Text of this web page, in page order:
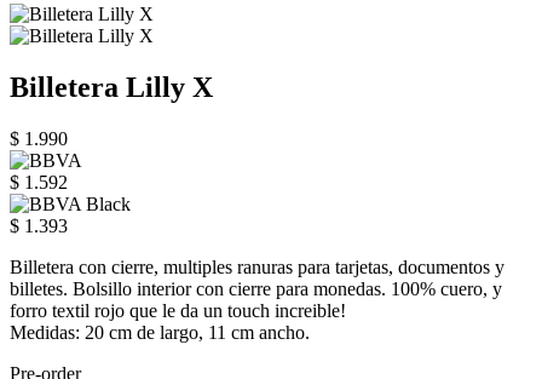
Billetera Lilly X
$ 1.990
$ 1.592
$ 1.393
Billetera con cierre, multiples ranuras para tarjetas, documentos y
billetes. Bolsillo interior con cierre para monedas. 100% cuero, y
forro textil rojo que le da un touch increible!
Medidas: 20 cm de largo, 11 cm ancho.
Pre-order